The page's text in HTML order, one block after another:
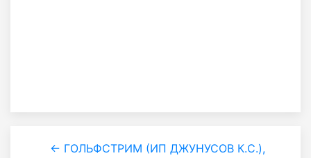
← ГОЛЬФСТРИМ (ИП ДЖУНУСОВ К.С.),